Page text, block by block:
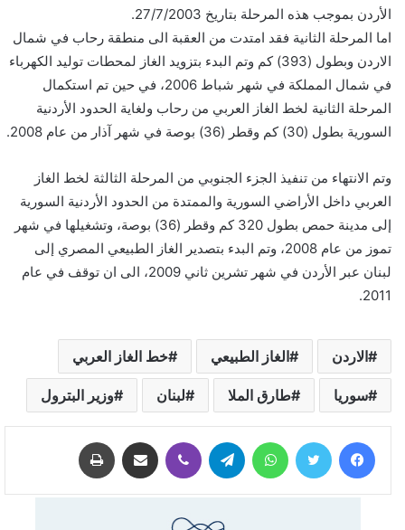
الأردن بموجب هذه المرحلة بتاريخ 27/7/2003.
اما المرحلة الثانية فقد امتدت من العقبة الى منطقة رحاب في شمال
الاردن وبطول (393) كم وتم البدء بتزويد الغاز لمحطات توليد الكهرباء
في شمال المملكة في شهر شباط 2006، في حين تم استكمال
المرحلة الثانية لخط الغاز العربي من رحاب ولغاية الحدود الأردنية
السورية بطول (30) كم وقطر (36) بوصة في شهر آذار من عام 2008.
وتم الانتهاء من تنفيذ الجزء الجنوبي من المرحلة الثالثة لخط الغاز
العربي داخل الأراضي السورية والممتدة من الحدود الأردنية السورية
إلى مدينة حمص بطول 320 كم وقطر (36) بوصة، وتشغيلها في شهر
تموز من عام 2008، وتم البدء بتصدير الغاز الطبيعي المصري إلى
لبنان عبر الأردن في شهر تشرين ثاني 2009، الى ان توقف في عام
2011.
الاردن الغاز الطبيعي خط الغاز العربي
سوريا طارق الملا لبنان وزير البترول
فيسبوك تويتر واتساب تيلقرام ڤايبر مشاركة عبر البريد